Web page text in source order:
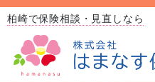
柏崎で保険相談・見直しなら